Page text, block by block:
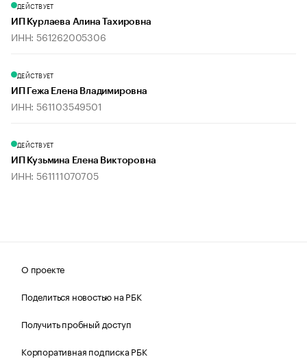
ДЕЙСТВУЕТ
ИП Курлаева Алина Тахировна
ИНН: 561262005306
ДЕЙСТВУЕТ
ИП Гежа Елена Владимировна
ИНН: 561103549501
ДЕЙСТВУЕТ
ИП Кузьмина Елена Викторовна
ИНН: 561111070705
О проекте
Поделиться новостью на РБК
Получить пробный доступ
Корпоративная подписка РБК